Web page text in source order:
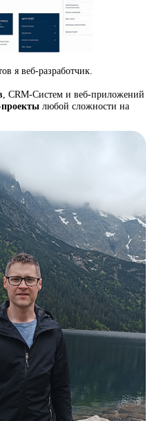
я веб-разработчик.
, CRM-Систем и веб-приложений
проекты любой сложности на